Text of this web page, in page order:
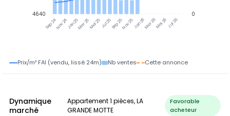
Sep 24Nov 24Jan 25Mar 25Mai 25Jul 25Sep 25Nov 25Jan 26Mar 26Mai 26Jul 26
0
4640
Prix/m² FAI (vendu, lissé 24m) Nb ventes Cette annonce
Dynamique
marché
Appartement 1 pièces, LA
GRANDE MOTTE
Favorable
acheteur